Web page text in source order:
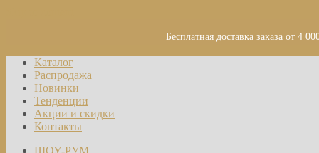
Бесплатная доставка заказа от 4
Каталог
Распродажа
Новинки
Тенденции
Акции и скидки
Контакты